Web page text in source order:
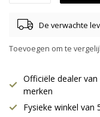
De verwachte
Toevoegen om te
Officiële dealer
merken
Fysieke winkel van